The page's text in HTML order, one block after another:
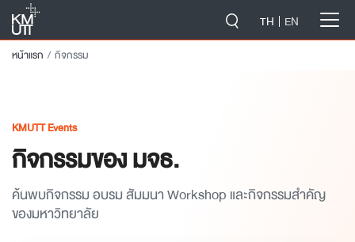
TH EN
หน้าแรก กิจกรรม
KMUTT Events
กิจกรรมของ มจธ.
ค้นพบกิจกรรม อบรม สัมมนา Workshop และกิจกรรมสำคัญ
ของมหาวิทยาลัย